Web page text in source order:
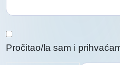
Pročitao/la sam i